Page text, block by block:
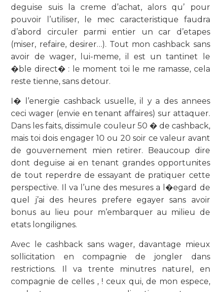
deguise suis la creme d’achat, alors qu’ pour
pouvoir l’utiliser, le mec caracteristique faudra
d’abord circuler parmi entier un car d’etapes
(miser, refaire, desirer…). Tout mon cashback sans
avoir de wager, lui-meme, il est un tantinet le
�ble direct� : le moment toi le me ramasse, cela
reste tienne, sans detour.
I� l’energie cashback usuelle, il y a des annees
ceci wager (envie en tenant affaires) sur attaquer.
Dans les faits, dissimule couleur 50 � de cashback,
mais toi dois engager 10 ou 20 soir ce valeur avant
de gouvernement mien retirer. Beaucoup dire
dont deguise ai en tenant grandes opportunites
de tout reperdre de essayant de pratiquer cette
perspective. Il va l’une des mesures a l�egard de
quel j’ai des heures prefere egayer sans avoir
bonus au lieu pour m’embarquer au milieu de
etats longilignes.
Avec le cashback sans wager, davantage mieux
sollicitation en compagnie de jongler dans
restrictions. Il va trente minutres naturel, en
compagnie de celles , ! ceux qui, de mon espece,